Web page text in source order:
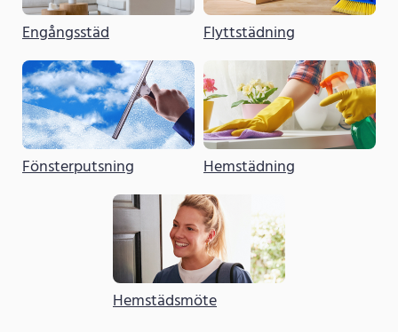
Engångsstäd Flyttstädning
Fönsterputsning Hemstädning
Hemstädsmöte